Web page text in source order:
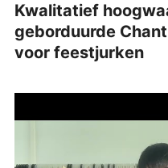
Kwalitatief
geborduurde
voor feestjurken